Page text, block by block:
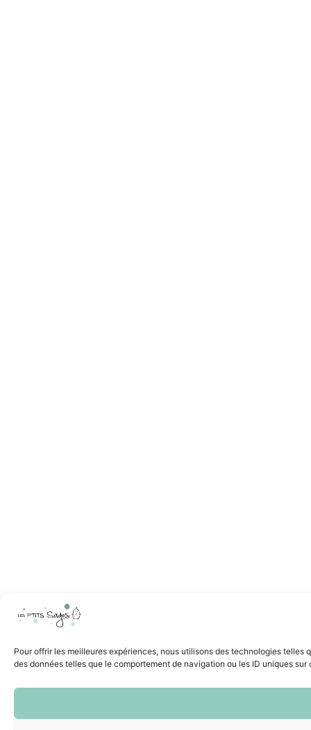
Pour offrir les meilleures expériences, nous utilisons des technologies
des données telles que le comportement de navigation ou les ID uniques